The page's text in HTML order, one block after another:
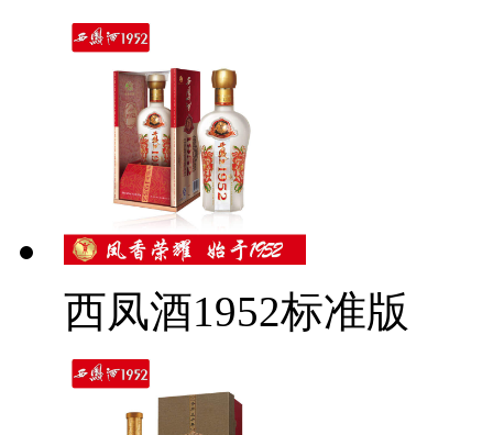
西凤酒1952标准版